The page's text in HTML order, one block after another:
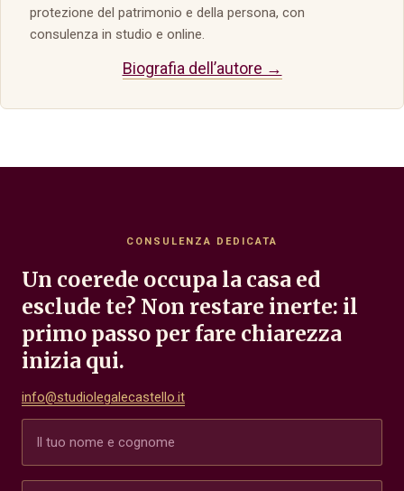
protezione del patrimonio e della persona, con
consulenza in studio e online.
Biografia dell’autore →
CONSULENZA DEDICATA
Un coerede occupa la casa ed
esclude te? Non restare inerte: il
primo passo per fare chiarezza
inizia qui.
info@studiolegalecastello.it